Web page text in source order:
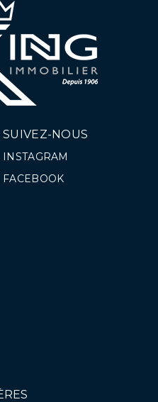
SUIVEZ-NOUS
INSTAGRAM
FACEBOOK